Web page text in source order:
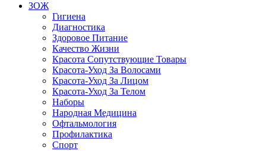
ЗОЖ
Гигиена
Диагностика
Здоровое Питание
Качество Жизни
Красота Сопутствующие Товары
Красота-Уход За Волосами
Красота-Уход За Лицом
Красота-Уход За Телом
Наборы
Народная Медицина
Офтальмология
Профилактика
Спорт